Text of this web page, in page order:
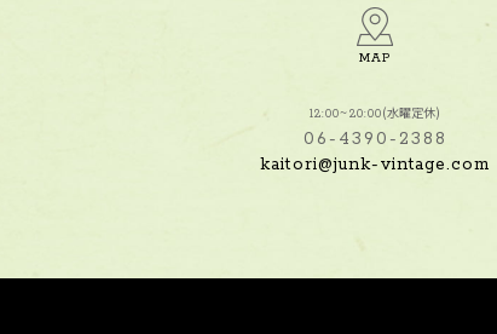
MAP
12:00~20:00(水曜定休)
06-4390-2388
kaitori@junk-vintage.com